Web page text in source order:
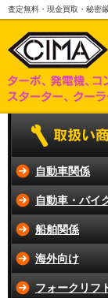
査定無料・現金買取・秘密
自動車関係
自動車・バイ
船舶関係
海外向け
フォークリフ